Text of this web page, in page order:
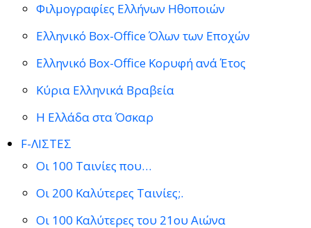
Φιλμογραφίες Ελλήνων Ηθοποιών
Ελληνικό Box-Office Όλων των Εποχών
Ελληνικό Box-Office Κορυφή ανά Έτος
Κύρια Ελληνικά Βραβεία
Η Ελλάδα στα Όσκαρ
F-ΛΙΣΤΕΣ
Οι 100 Ταινίες που…
Οι 200 Καλύτερες Ταινίες;.
Οι 100 Καλύτερες του 21ου Αιώνα